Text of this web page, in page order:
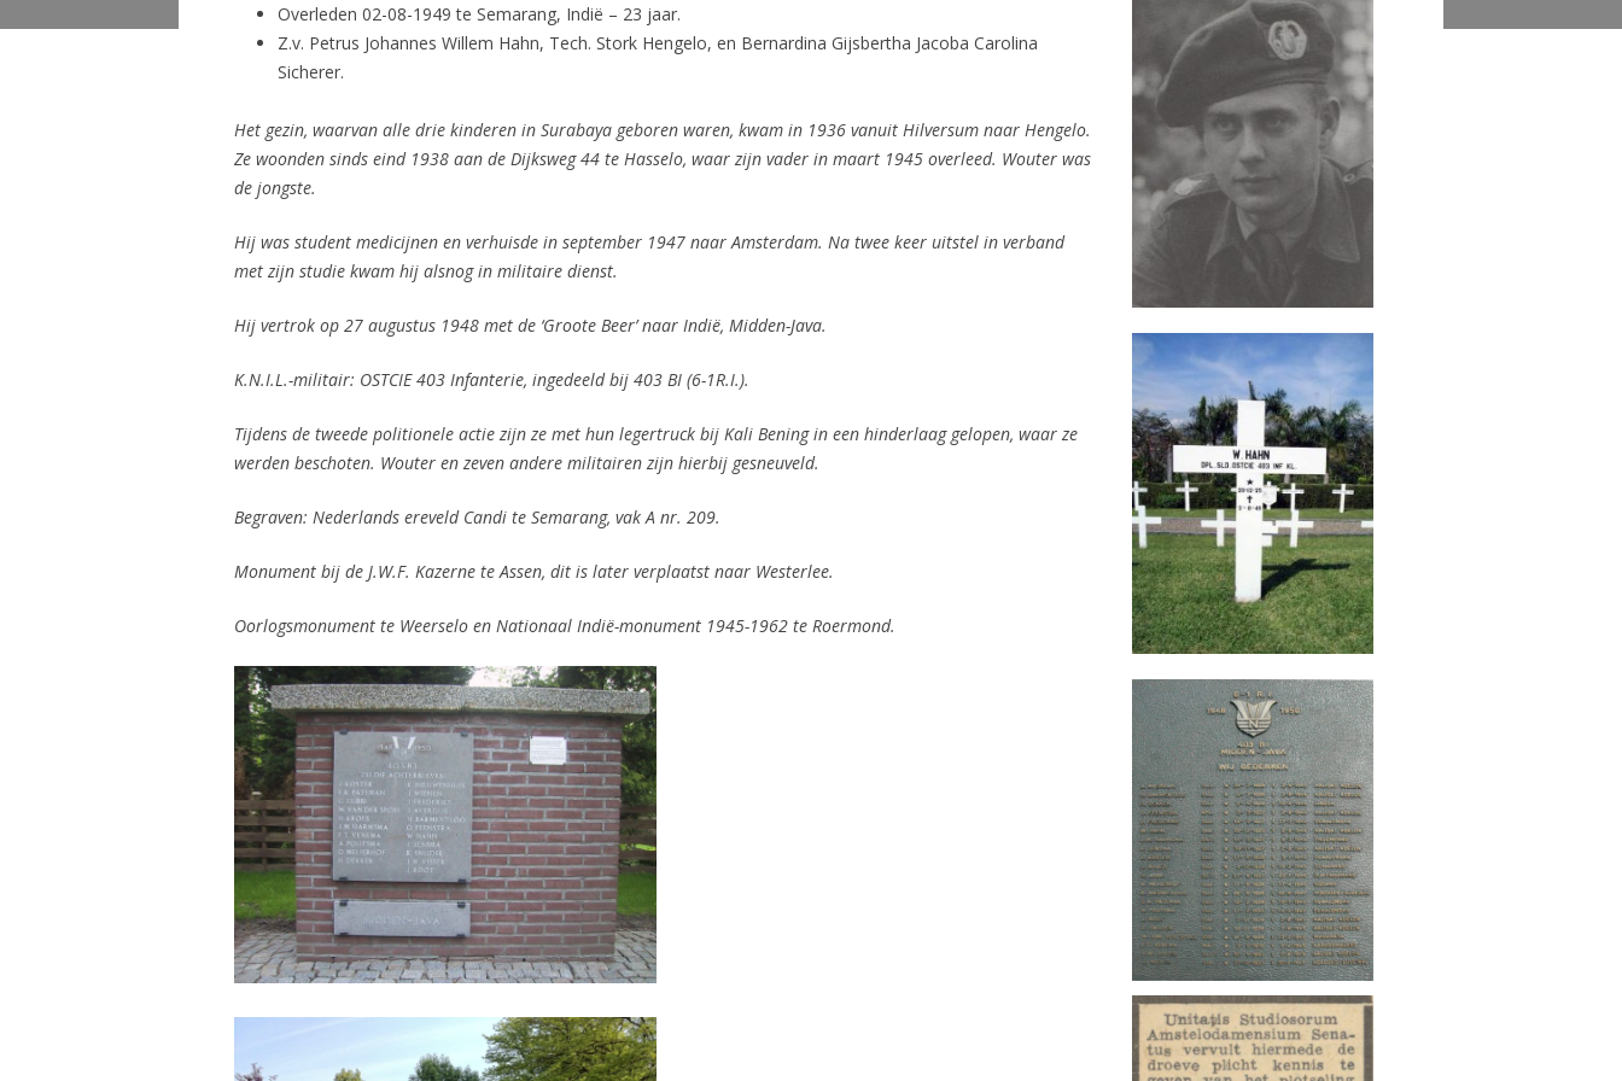
Overleden 02-08-1949 te Semarang, Indië – 23 jaar.
Z.v. Petrus Johannes Willem Hahn, Tech. Stork Hengelo, en Bernardina Gijsbertha Jacoba Carolina
Sicherer.
Het gezin, waarvan alle drie kinderen in Surabaya geboren waren, kwam in 1936 vanuit Hilversum naar Hengelo.
Ze woonden sinds eind 1938 aan de Dijksweg 44 te Hasselo, waar zijn vader in maart 1945 overleed. Wouter was
de jongste.
Hij was student medicijnen en verhuisde in september 1947 naar Amsterdam. Na twee keer uitstel in verband
met zijn studie kwam hij alsnog in militaire dienst.
Hij vertrok op 27 augustus 1948 met de ‘Groote Beer’ naar Indië, Midden-Java.
K.N.I.L.-militair: OSTCIE 403 Infanterie, ingedeeld bij 403 BI (6-1R.I.).
Tijdens de tweede politionele actie zijn ze met hun legertruck bij Kali Bening in een hinderlaag gelopen, waar ze
werden beschoten. Wouter en zeven andere militairen zijn hierbij gesneuveld.
Begraven: Nederlands ereveld Candi te Semarang, vak A nr. 209.
Monument bij de J.W.F. Kazerne te Assen, dit is later verplaatst naar Westerlee.
Oorlogsmonument te Weerselo en Nationaal Indië-monument 1945-1962 te Roermond.